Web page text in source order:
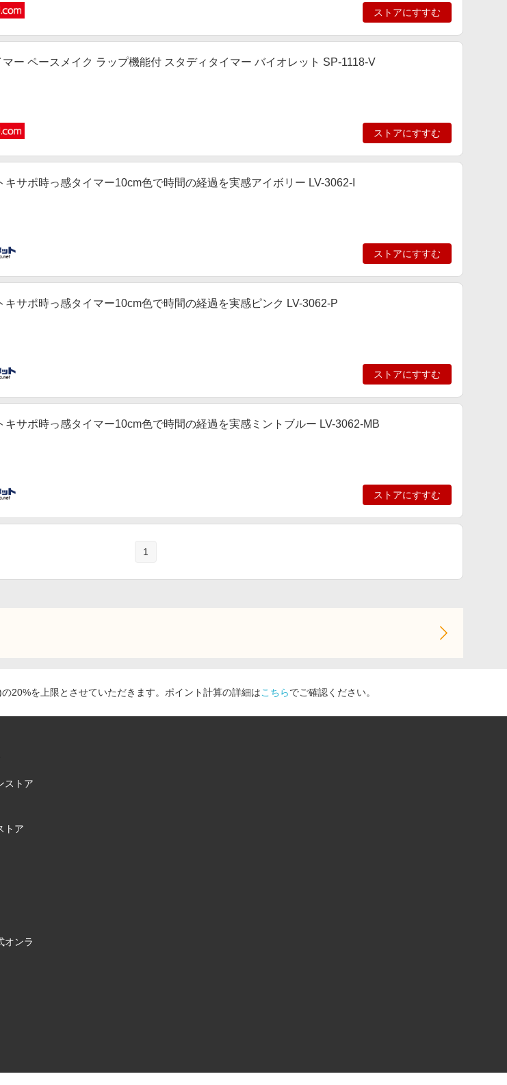
ストアにすすむ
マー ペースメイク ラップ機能付 スタディタイマー バイオレット SP-1118-V
ストアにすすむ
キサポ時っ感タイマー10cm色で時間の経過を実感アイボリー LV-3062-I
ストアにすすむ
キサポ時っ感タイマー10cm色で時間の経過を実感ピンク LV-3062-P
ストアにすすむ
キサポ時っ感タイマー10cm色で時間の経過を実感ミントブルー LV-3062-MB
ストアにすすむ
1
20%を上限とさせていただきます。ポイント計算の詳細はこちらでご確認ください。
ストア
トア
オンラ